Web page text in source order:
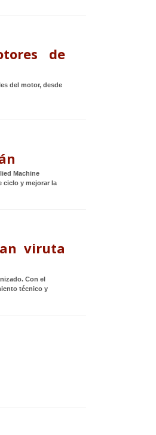
de
del motor, desde
Machine
ciclo y mejorar la
viruta
Con el
técnico y